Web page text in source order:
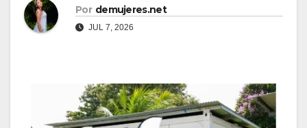
Por demujeres.net
JUL 7, 2026